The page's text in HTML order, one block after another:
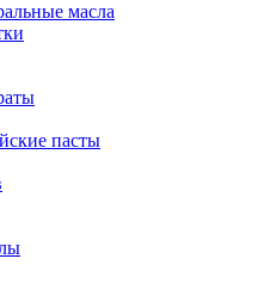
масла
пасты